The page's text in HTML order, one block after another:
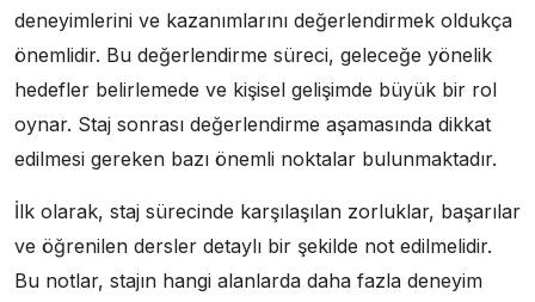
deneyimlerini ve kazanımlarını değerlendirmek oldukça
önemlidir. Bu değerlendirme süreci, geleceğe yönelik
hedefler belirlemede ve kişisel gelişimde büyük bir rol
oynar. Staj sonrası değerlendirme aşamasında dikkat
edilmesi gereken bazı önemli noktalar bulunmaktadır.
İlk olarak, staj sürecinde karşılaşılan zorluklar, başarılar
ve öğrenilen dersler detaylı bir şekilde not edilmelidir.
Bu notlar, stajın hangi alanlarda daha fazla deneyim